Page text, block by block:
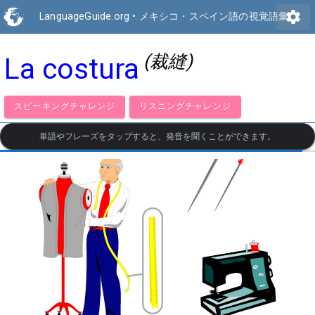
LanguageGuide.org • メキシコ・スペイン語の視覚語彙settings
La costura (裁縫)
スピーキングチャレンジ リスニングチャレンジ
単語やフレーズをタップすると、発音を聞くことができます。